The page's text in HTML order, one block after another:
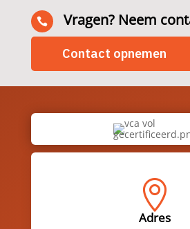
 Vragen? Neem
Contact opnemen

Adres